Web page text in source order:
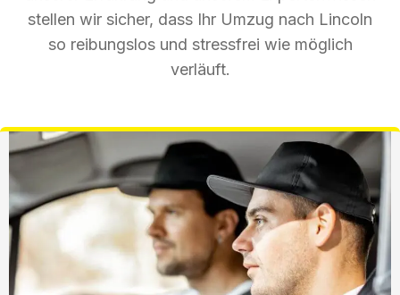
stellen wir sicher, dass Ihr Umzug nach Lincoln
so reibungslos und stressfrei wie möglich
verläuft.